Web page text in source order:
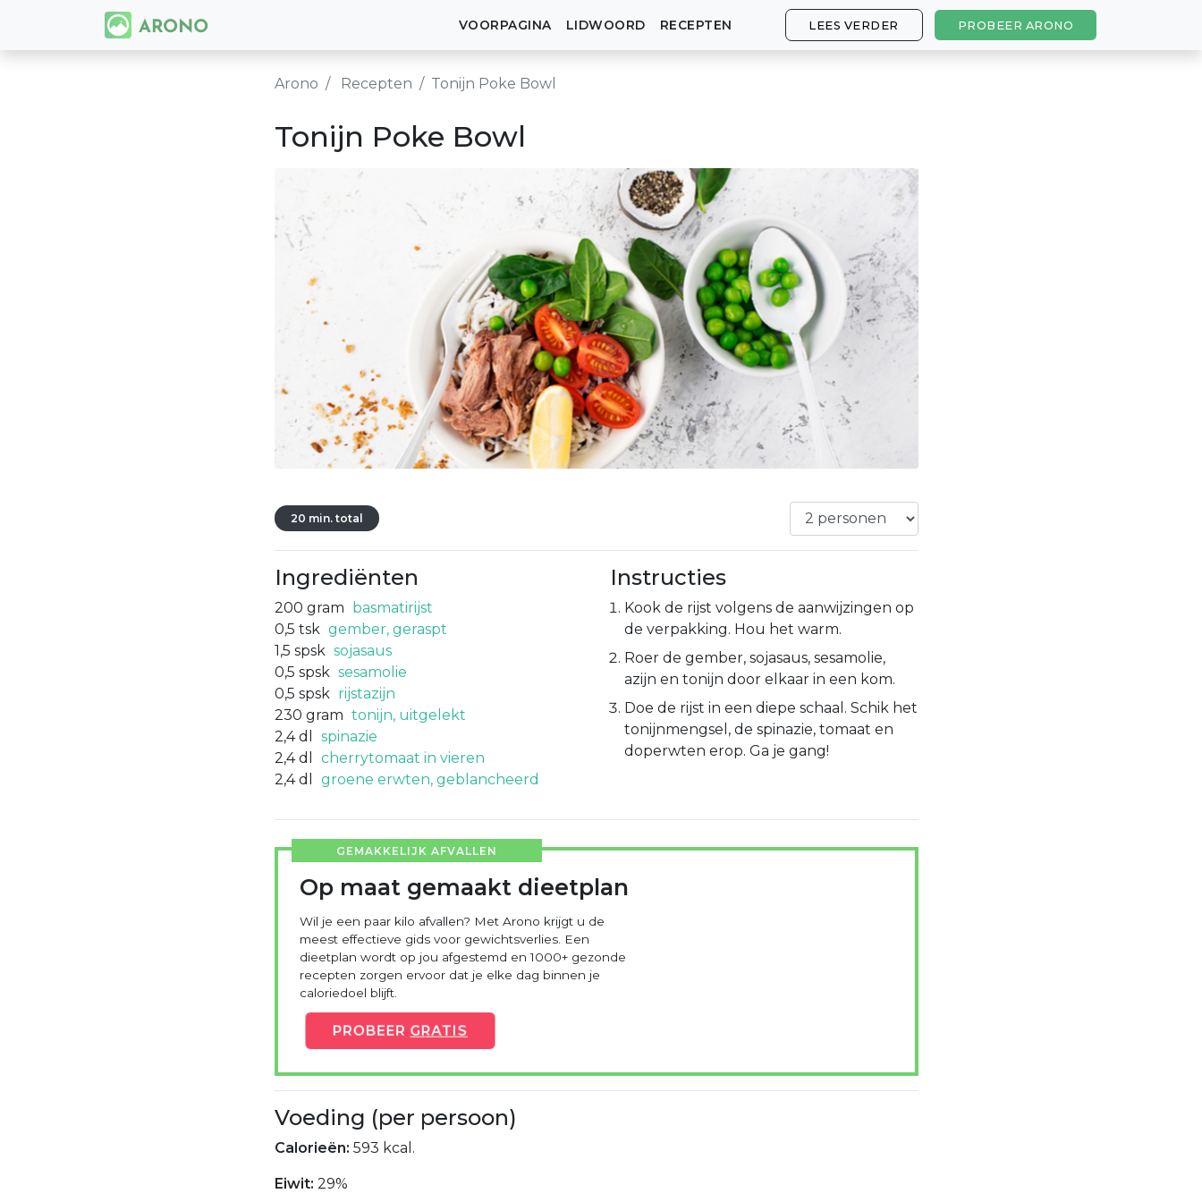
VOORPAGINA LIDWOORD RECEPTEN LEES VERDER PROBEER ARONO
Arono Recepten Tonijn Poke Bowl
Tonijn Poke Bowl
20 min. total
Ingrediënten
200 gram basmatirijst
0,5 tsk gember, geraspt
1,5 spsk sojasaus
0,5 spsk sesamolie
0,5 spsk rijstazijn
230 gram tonijn, uitgelekt
2,4 dl
spinazie
2,4 dl
cherrytomaat in vieren
2,4 dl groene erwten, geblancheerd
Instructies
Kook de rijst volgens de aanwijzingen op
de verpakking. Hou het warm.
Roer de gember, sojasaus, sesamolie,
azijn en tonijn door elkaar in een kom.
Doe de rijst in een diepe schaal. Schik het
tonijnmengsel, de spinazie, tomaat en
doperwten erop. Ga je gang!
GEMAKKELIJK AFVALLEN
Op maat gemaakt dieetplan
Wil je een paar kilo afvallen? Met Arono krijgt u de
meest effectieve gids voor gewichtsverlies. Een
dieetplan wordt op jou afgestemd en 1000+ gezonde
recepten zorgen ervoor dat je elke dag binnen je
caloriedoel blijft.
PROBEER GRATIS
Voeding (per persoon)
Calorieën: 593 kcal.
Eiwit: 29%